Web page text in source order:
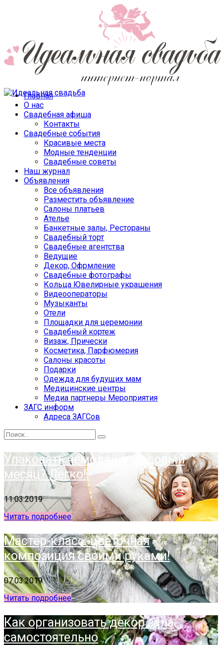
Главная
О нас
Свадебная афиша
Контакты
Свадебные события
Красивые места
Модные тенденции
Свадебные советы
Наш журнал
Объявления
Все объявления
Разместить объявление
Салоны платьев
Ателье
Банкетные залы, Рестораны
Свадебный торт
Свадебные агентства
Ведущие
Декор, Офрмление
Свадебные фотографы
Кольца Ювелирные украшения
Видеооператоры
Музыканты
Отели
Площадки для церемонии
Свадебный кортеж
Визаж, Прически
Косметика, Парфюмерия
Салоны красоты
Подарки
Одежда для будущих мам
Медицинские центры
Медиа партнеры Мероприятия
ЗАГС информ
Адреса ЗАГСов
Упаковать чемодан в медовый
месяц? Легко!
11.03.2019
Читать подробнее
Мастер-класс: цветочная
композиция своими руками!
07.03.2019
Читать подробнее
Как организовать декор зала
самостоятельно